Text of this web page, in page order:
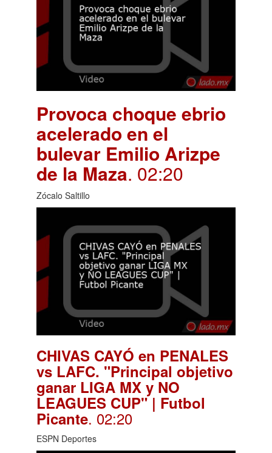
Provoca choque ebrio
acelerado en el
bulevar Emilio Arizpe
de la Maza. 02:20
Zócalo Saltillo
CHIVAS CAYÓ en PENALES
vs LAFC. "Principal objetivo
ganar LIGA MX y NO
LEAGUES CUP" | Futbol
Picante. 02:20
ESPN Deportes